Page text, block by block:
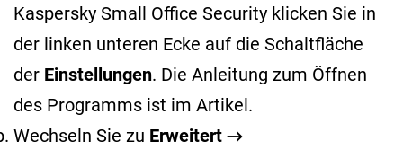
Kaspersky Small Office Security klicken Sie in
der linken unteren Ecke auf die Schaltfläche
der Einstellungen. Die Anleitung zum Öffnen
des Programms ist im Artikel.
Wechseln Sie zu Erweitert →